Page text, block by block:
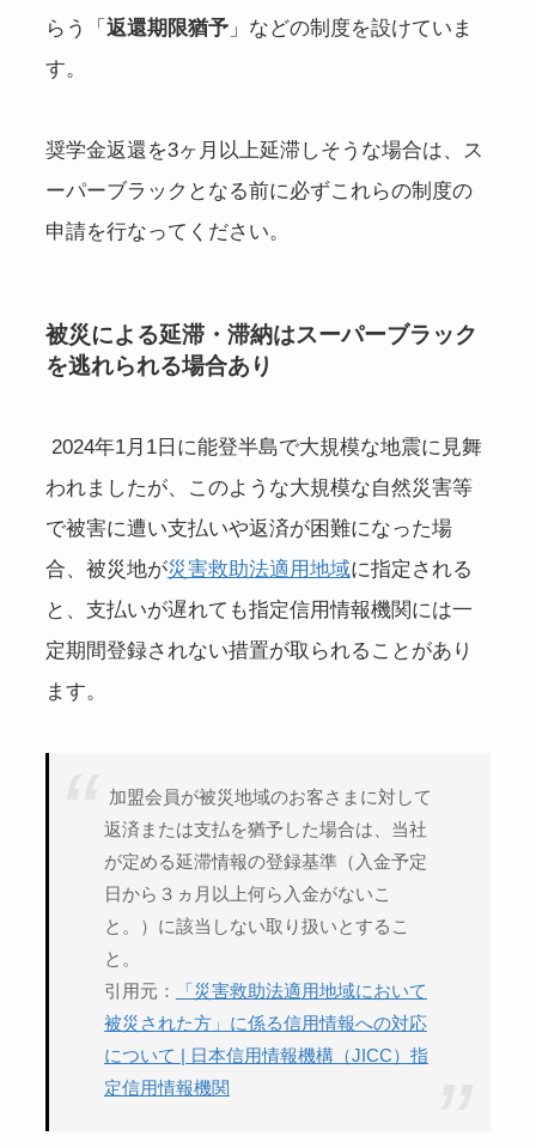
らう「 返還期限猶予」などの制度を設けていま
す。
奨学金返還を3ヶ月以上延滞しそうな場合は、ス
ーパーブラックとなる前に必ずこれらの制度の
申請を行なってください。
被災による延滞・滞納はスーパーブラック
を逃れられる場合あり
2024年1月1日に能登半島で大規模な地震に見舞
われましたが、このような大規模な自然災害等
で被害に遭い支払いや返済が困難になった場
合、被災地が災害救助法適用地域に指定される
と、支払いが遅れても指定信用情報機関には一
定期間登録されない措置が取られることがあり
ます。
加盟会員が被災地域のお客さまに対して
返済または支払を猶予した場合は、当社
が定める延滞情報の登録基準（入金予定
日から３ヵ月以上何ら入金がないこ
と。）に該当しない取り扱いとするこ
と。
引用元：
「災害救助法適用地域において
被災された方」に係る信用情報への対応
について | 日本信用情報機構（JICC）指
定信用情報機関